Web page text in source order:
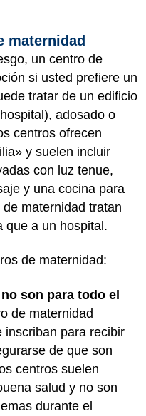
maternidad
un centro de
si usted prefiere un
tratar de un edificio
adosado o
centros ofrecen
y suelen incluir
con luz tenue,
y una cocina para
maternidad tratan
que a un hospital.
de maternidad:
son para todo el
de maternidad
inscriban para recibir
de que son
centros suelen
salud y no son
durante el